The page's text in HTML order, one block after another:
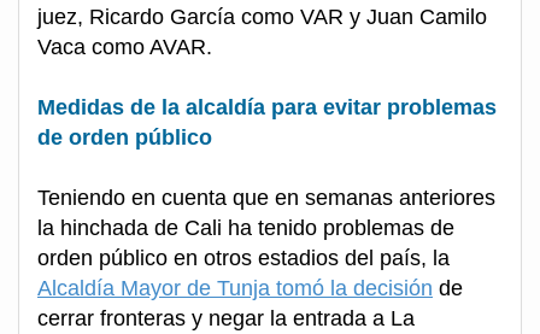
juez, Ricardo García como VAR y Juan Camilo
Vaca como AVAR.
Medidas de la alcaldía para evitar problemas
de orden público
Teniendo en cuenta que en semanas anteriores
la hinchada de Cali ha tenido problemas de
orden público en otros estadios del país, la
Alcaldía Mayor de Tunja tomó la decisión de
cerrar fronteras y negar la entrada a La